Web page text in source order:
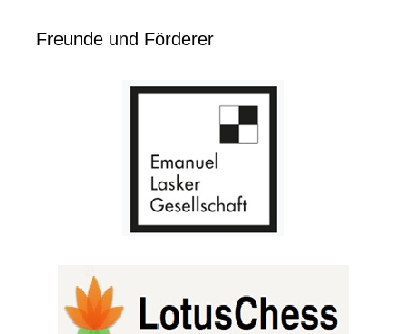
Freunde und Förderer